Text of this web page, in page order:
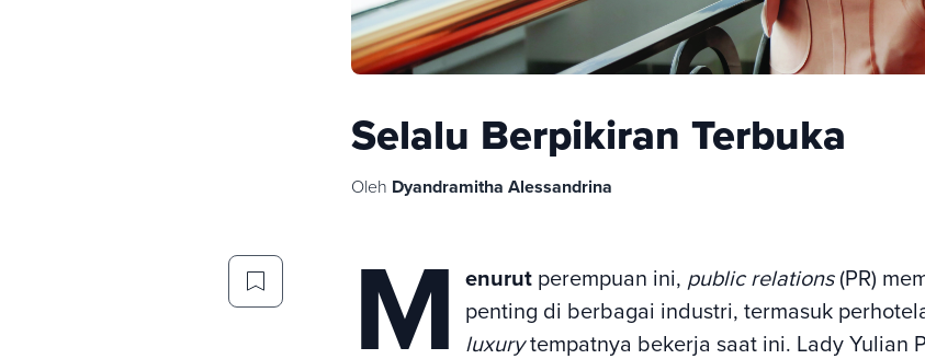
Selalu Berpikiran Terbuka
Oleh Dyandramitha Alessandrina
M enurut perempuan ini, public relations(PR)
penting di berbagai industri, termasuk
luxurytempatnya bekerja saat ini. Lady Yulian